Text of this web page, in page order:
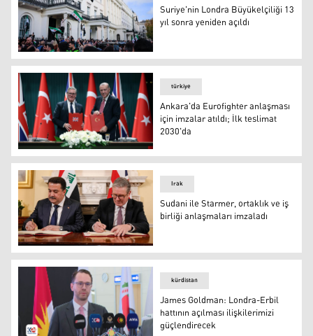
Suriye'nin Londra Büyükelçiliği 13 yıl sonra yeniden
Suriye'nin Londra Büyükelçiliği 13
yıl sonra yeniden açıldı
Ankara'da Eurofighter anlaşması için imzalar atıldı; İlk
türkiye
Ankara'da Eurofighter anlaşması
için imzalar atıldı; İlk teslimat
2030'da
Irak Başbakanı Muhammed Şiya Sudani ve İngiltere
Irak
Sudani ile Starmer, ortaklık ve iş
birliği anlaşmaları imzaladı
kürdistan
James Goldman: Londra-Erbil
hattının açılması ilişkilerimizi
güçlendirecek